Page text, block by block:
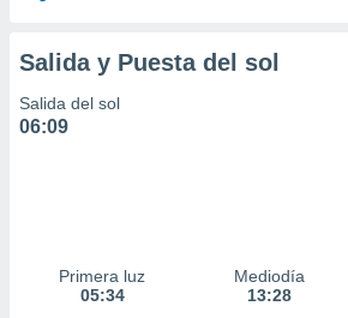
Salida y Puesta del sol
Salida del sol
06:09
Primera luz
05:34
Mediodía
13:28